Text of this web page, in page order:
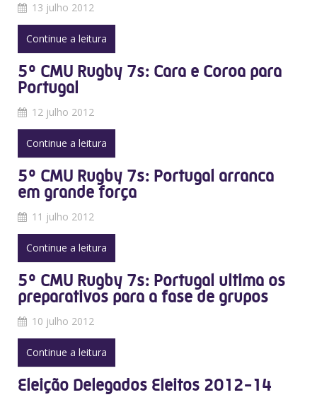
13 julho 2012
Continue a leitura
5º CMU Rugby 7s: Cara e Coroa para
Portugal
12 julho 2012
Continue a leitura
5º CMU Rugby 7s: Portugal arranca
em grande força
11 julho 2012
Continue a leitura
5º CMU Rugby 7s: Portugal ultima os
preparativos para a fase de grupos
10 julho 2012
Continue a leitura
Eleição Delegados Eleitos 2012-14